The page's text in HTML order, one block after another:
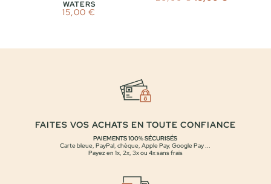
WATERS
15,00€
prix
FAITES VOS ACHATS EN TOUTE CONFIANCE
PAIEMENTS 100% SÉCURISÉS
Carte bleue, PayPal, chèque, Apple Pay, Google Pay ...
Payez en 1x, 2x, 3x ou 4x sans frais